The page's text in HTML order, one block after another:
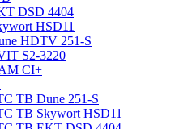
DSD 4404
HSD11
HDTV 251-S
S2-3220
CI+
ТВ Dune 251-S
ТВ Skywort HSD11